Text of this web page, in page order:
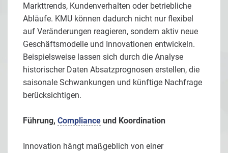
Markttrends, Kundenverhalten oder betriebliche
Abläufe. KMU können dadurch nicht nur flexibel
auf Veränderungen reagieren, sondern aktiv neue
Geschäftsmodelle und Innovationen entwickeln.
Beispielsweise lassen sich durch die Analyse
historischer Daten Absatzprognosen erstellen, die
saisonale Schwankungen und künftige Nachfrage
berücksichtigen.
Führung, Compliance und Koordination
Innovation hängt maßgeblich von einer